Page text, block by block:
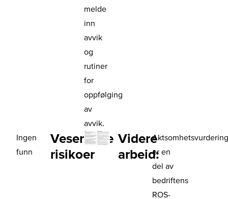
melde
inn
avvik
og
rutiner
for
oppfølging
av
avvik.
Ingen
funn
Vesentlige
risikoer
Videre
arbeid:er en
del av
bedriftens
ROS-